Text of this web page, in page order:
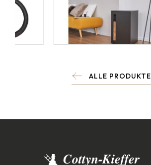
ALLE PRODUKTE